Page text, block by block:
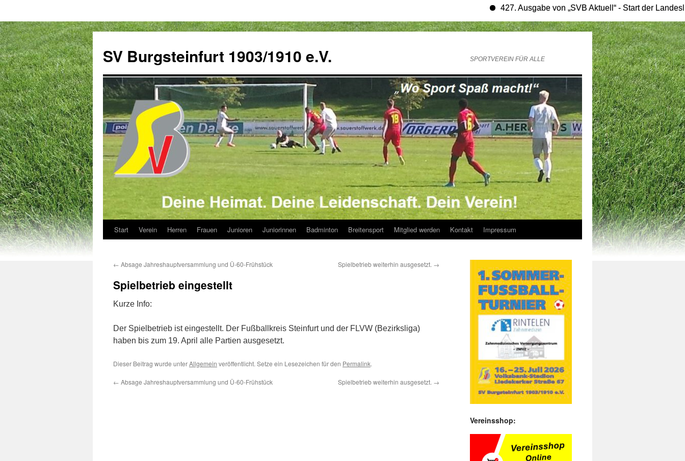
427. Ausgabe von „SVB Aktuell“ - Start der
springen
SV Burgsteinfurt 1903/1910 e.V. SPORTVEREIN FÜR ALLE
Start Verein Herren Frauen Junioren Juniorinnen Badminton Breitensport Mitglied werden Kontakt Impressum
← Absage Jahreshauptversammlung und Ü-60-Frühstück Spielbetrieb weiterhin ausgesetzt. →
Spielbetrieb eingestellt
Kurze Info:
Der Spielbetrieb ist eingestellt. Der Fußballkreis Steinfurt und der FLVW (Bezirksliga)
haben bis zum 19. April alle Partien ausgesetzt.
Dieser Beitrag wurde unterAllgemein veröffentlicht. Setze ein Lesezeichen für den Permalink.
← Absage Jahreshauptversammlung und Ü-60-Frühstück Spielbetrieb weiterhin ausgesetzt. →
Vereinsshop: